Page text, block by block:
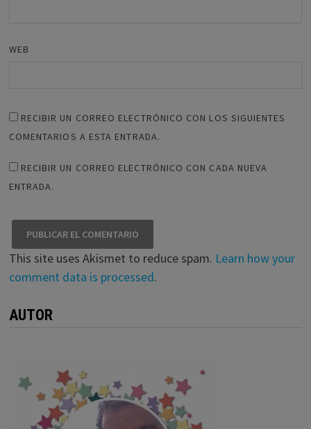
WEB
RECIBIR UN CORREO ELECTRÓNICO CON LOS SIGUIENTES
COMENTARIOS A ESTA ENTRADA.
RECIBIR UN CORREO ELECTRÓNICO CON CADA NUEVA
ENTRADA.
This site uses Akismet to reduce spam. Learn how your
comment data is processed.
AUTOR